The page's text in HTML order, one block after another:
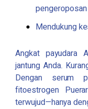
Mendukung
Angkat payudara
jantung Anda.
Dengan serum
fitoestrogen
terwujud—hanya